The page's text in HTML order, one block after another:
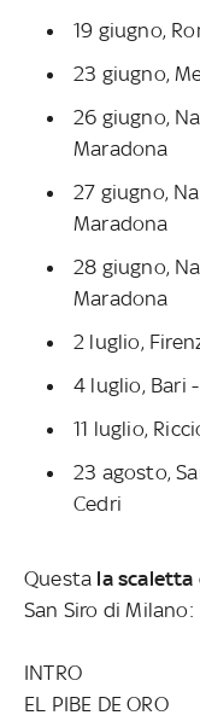
19 giugno,
23 giugno,
26 giugno,
Maradona
27 giugno,
Maradona
28 giugno,
Maradona
2 luglio,
4 luglio, Bari
11 luglio,
23 agosto,
Cedri
Questa la scaletta
San Siro di Milano:
INTRO
EL PIBE DE ORO